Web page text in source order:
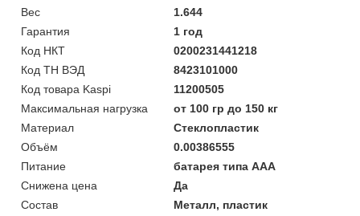
Вес
1.644
Гарантия
1 год
Код НКТ
0200231441218
Код ТН ВЭД
8423101000
Код товара Kaspi
11200505
Максимальная нагрузка
от 100 гр до 150 кг
Материал
Стеклопластик
Объём
0.00386555
Питание
батарея типа ААА
Снижена цена
Да
Состав
Металл, пластик